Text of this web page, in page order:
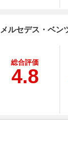
メルセデス・ベン
総合評価
4.8